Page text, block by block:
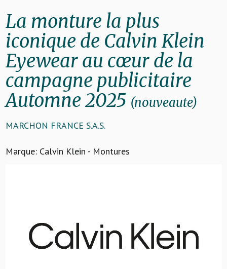
La monture la plus
iconique de Calvin Klein
Eyewear au cœur de la
campagne publicitaire
Automne 2025 (nouveaute)
MARCHON FRANCE S.A.S.
Marque: Calvin Klein - Montures